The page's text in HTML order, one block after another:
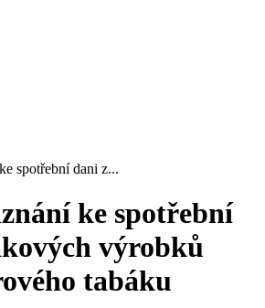
spotřební dani z...
ke spotřební
výrobků
tabáku